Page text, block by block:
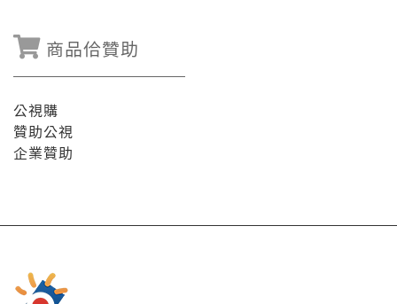
商品佮贊助
公視購
贊助公視
企業贊助